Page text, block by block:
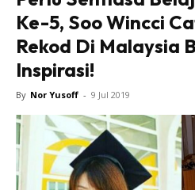
Ke-5, Soo Wincci
Rekod Di Malaysia
Inspirasi!
By Nor Yusoff - 9 Jul 2019